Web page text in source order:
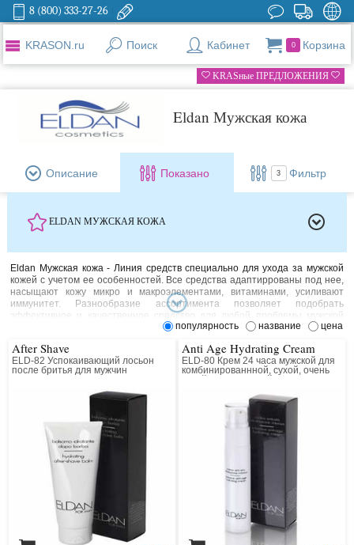
8 (800) 333-27-26
KRASON.ru Поиск Кабинет 0 Корзина
KRASные ПРЕДЛОЖЕНИЯ
Eldan Мужская кожа
Описание Показано 3 Фильтр
ELDAN МУЖСКАЯ КОЖА
Eldan Мужская кожа - Линия средств специально для ухода за мужской
кожей с учетом ее особенностей. Все средства адаптиррованы под нее,
насыщают кожу микро и макроэлементами, витаминами, усиливают
иммунитет. Разнообразие ассортимента позволяет подобрать
эффективное и качественное средство для любой проблемы мужской
кожи: обезвоженность, сухость, морщины, воспаления и т.д. Все средства
популярность название цена
After Shave
ELD-82 Успокаивающий лосьон
после бритья для мужчин
Anti Age Hydrating Cream
ELD-80 Крем 24 часа мужской для
комбинированнной, сухой, очень